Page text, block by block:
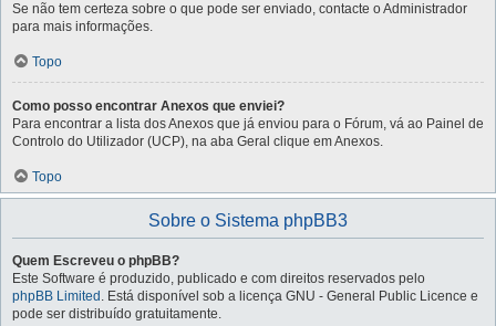
Se não tem certeza sobre o que pode ser enviado, contacte o Administrador
para mais informações.
Topo
Como posso encontrar Anexos que enviei?
Para encontrar a lista dos Anexos que já enviou para o Fórum, vá ao Painel de
Controlo do Utilizador (UCP), na aba Geral clique em Anexos.
Topo
Sobre o Sistema phpBB3
Quem Escreveu o phpBB?
Este Software é produzido, publicado e com direitos reservados pelo
phpBB Limited . Está disponível sob a licença GNU - General Public Licence e
pode ser distribuído gratuitamente.